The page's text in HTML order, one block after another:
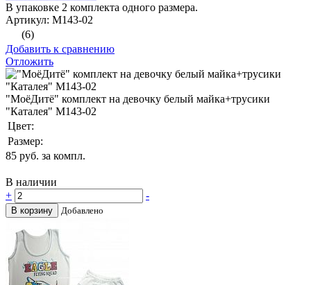
В упаковке 2 комплекта одного размера.
Артикул: М143-02
(6)
Добавить к сравнению
Отложить
"МоёДитё" комплект на девочку белый майка+трусики
"Каталея" М143-02
Цвет:
Размер:
85 руб. за компл.
В наличии
+
-
В корзину Добавлено